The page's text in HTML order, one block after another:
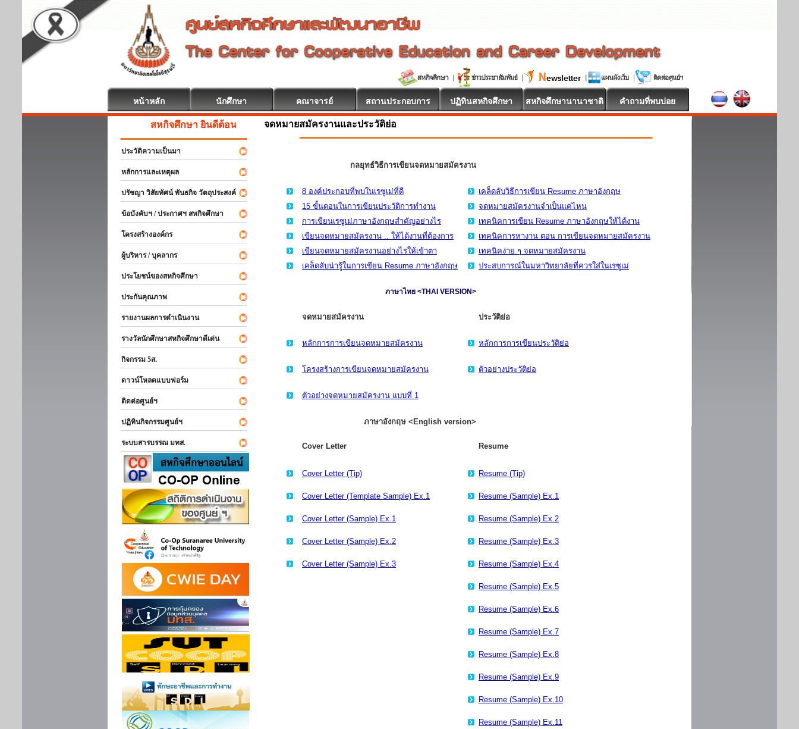
หน้าหลัก นักศึกษา คณาจารย์ สถานประกอบการ ปฏิทินสหกิจศึกษา สหกิจศึกษานานาชาติ คำถามที่พบบ่อย
สหกิจศึกษา ยินดีต้อนรับ
ประวัติความเป็นมา
หลักการและเหตุผล
ปรัชญา วิสัยทัศน์ พันธกิจ วัตถุประสงค์
ข้อบังคับฯ / ประกาศฯ สหกิจศึกษา
โครงสร้างองค์กร
ผู้บริหาร / บุคลากร
ประโยชน์ของสหกิจศึกษา
ประกันคุณภาพ
รายงานผลการดำเนินงาน
รางวัลนักศึกษาสหกิจศึกษาดีเด่น
กิจกรรม 5ส.
ดาวน์โหลดแบบฟอร์ม
ติดต่อศูนย์ฯ
ปฏิทินกิจกรรมศูนย์ฯ
ระบบสารบรรณ มทส.
จดหมายสมัครงานและประวัติย่อ
กลยุทธ์วิธีการเขียนจดหมายสมัครงาน
8 องค์ประกอบที่พบในเรซูเม่ที่ดี
เคล็ดลับวิธีการเขียน Resume ภาษาอังกฤษ
15 ขั้นตอนในการเขียนประวัติการทำงาน
จดหมายสมัครงานจำเป็นแค่ไหน
การเขียนเรซูเม่ภาษาอังกฤษสำคัญอย่างไร
เทคนิคการเขียน Resume ภาษาอังกฤษให้ได้งาน
เขียนจดหมายสมัครงาน .. ให้ได้งานที่ต้องการ
เทคนิคการหางาน ตอน การเขียนจดหมายสมัครงาน
เขียนจดหมายสมัครงานอย่างไรให้เข้าตา
เทคนิคง่าย ๆ จดหมายสมัครงาน
เคล็ดลับน่ารู้ในการเขียน Resume ภาษาอังกฤษ
ประสบการณ์ในมหาวิทยาลัยที่ควรใส่ในเรซูเม่
ภาษาไทย <THAI VERSION>
จดหมายสมัครงาน ประวัติย่อ
หลักการการเขียนจดหมายสมัครงาน หลักการการเขียนประวัติย่อ
โครงสร้างการเขียนจดหมายสมัครงาน ตัวอย่างประวัติย่อ
ตัวอย่างจดหมายสมัครงาน แบบที่ 1
ภาษาอังกฤษ <English version>
Cover Letter Resume
Cover Letter (Tip) Resume (Tip)
Cover Letter (Template Sample) Ex.1 Resume (Sample) Ex.1
Cover Letter (Sample) Ex.1 Resume (Sample) Ex.2
Cover Letter (Sample) Ex.2 Resume (Sample) Ex.3
Cover Letter (Sample) Ex.3 Resume (Sample) Ex.4
Resume (Sample) Ex.5
Resume (Sample) Ex.6
Resume (Sample) Ex.7
Resume (Sample) Ex.8
Resume (Sample) Ex.9
Resume (Sample) Ex.10
Resume (Sample) Ex.11